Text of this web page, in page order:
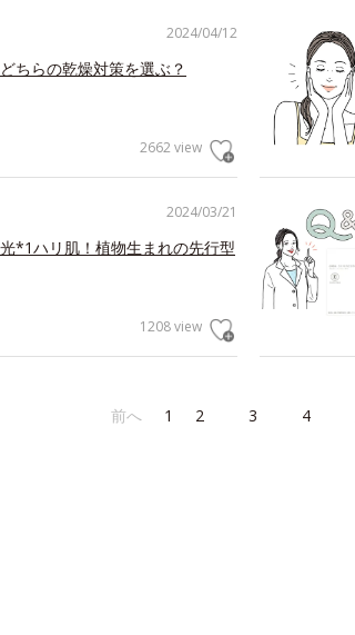
2024/04/12
ちらの乾燥対策を選ぶ？
2662 view
2024/03/21
*1ハリ肌！植物生まれの先行型
1208 view
前へ 1 2 3 4